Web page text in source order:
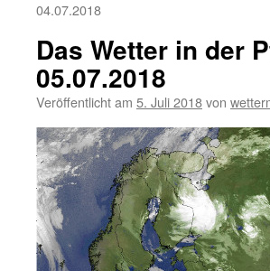
04.07.2018
Das Wetter in der
05.07.2018
Veröffentlicht am 5. Juli 2018von